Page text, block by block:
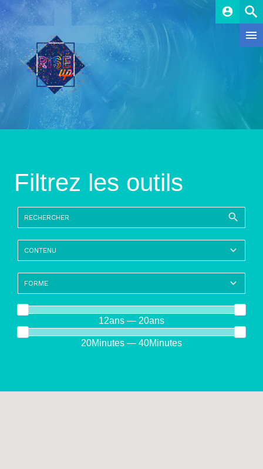
account_circle
Filtrez les outils
12ans — 20ans
20Minutes — 40Minutes